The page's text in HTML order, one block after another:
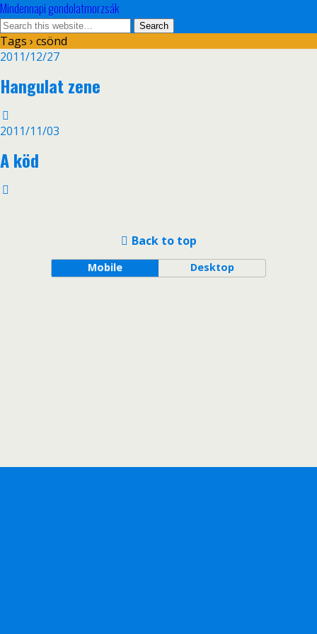
Mindennapi gondolatmorzsák
Tags › csönd
2011/12/27
Hangulat zene
2011/11/03
A köd
Back to top
Mobile Desktop